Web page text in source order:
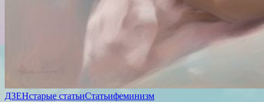
ДЗЕНстарые статьиСтатьифеминизм